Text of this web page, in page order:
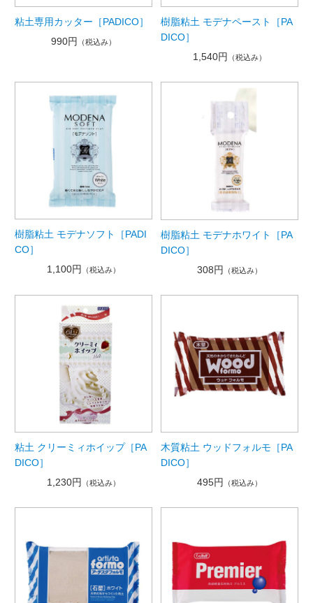
粘土専用カッター［PADICO］
990円
（税込み）
樹脂粘土 モデナペースト［PA
DICO］
1,540円
（税込み）
樹脂粘土 モデナソフト［PADI
CO］
1,100円 （税込み）
樹脂粘土 モデナホワイト［PA
DICO］
308円
（税込み）
粘土 クリーミィホイップ［PA
DICO］
1,230円
（税込み）
木質粘土 ウッドフォルモ［PA
DICO］
495円
（税込み）